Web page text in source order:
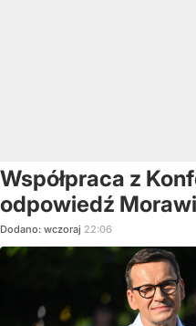
Współpraca z
odpowiedź
Dodano: wczoraj 22:06